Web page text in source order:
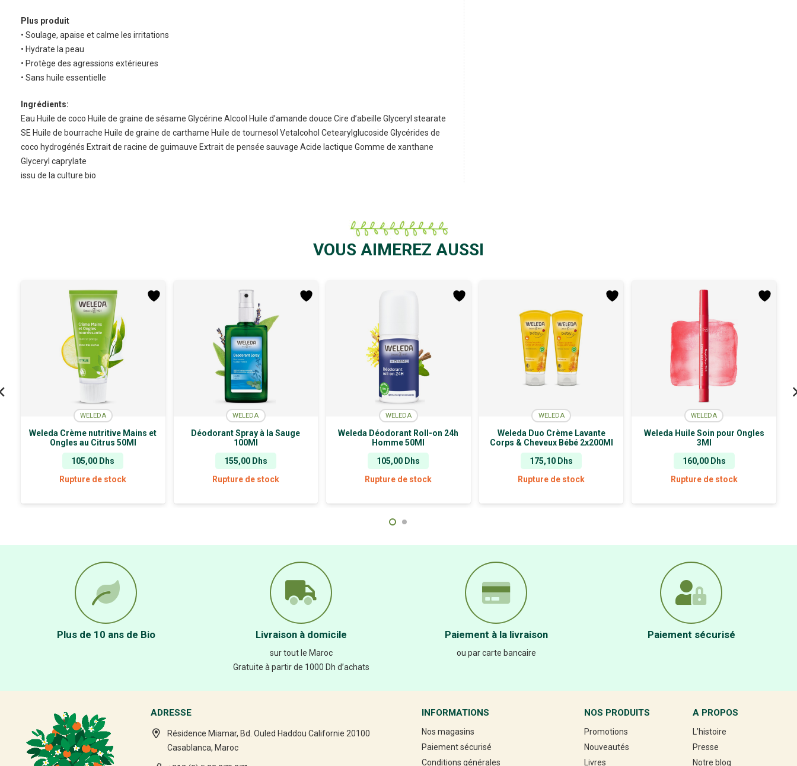
Plus produit
• Soulage, apaise et calme les irritations
• Hydrate la peau
• Protège des agressions extérieures
• Sans huile essentielle
Ingrédients:
Eau Huile de coco Huile de graine de sésame Glycérine Alcool Huile d’amande douce Cire d’abeille Glyceryl stearate
SE Huile de bourrache Huile de graine de carthame Huile de tournesol Vetalcohol Cetearylglucoside Glycérides de
coco hydrogénés Extrait de racine de guimauve Extrait de pensée sauvage Acide lactique Gomme de xanthane
Glyceryl caprylate
issu de la culture bio
VOUS AIMEREZ AUSSI
WELEDA
Weleda Crème nutritive Mains et
Ongles au Citrus 50Ml
105,00 Dhs
Rupture de stock
WELEDA
Déodorant Spray à la Sauge
100Ml
155,00 Dhs
Rupture de stock
WELEDA
Weleda Déodorant Roll-on 24h
Homme 50Ml
105,00 Dhs
Rupture de stock
WELEDA
Weleda Duo Crème Lavante
Corps & Cheveux Bébé 2x200Ml
175,10 Dhs
Rupture de stock
WELEDA
Weleda Huile Soin pour Ongles
3Ml
160,00 Dhs
Rupture de stock
Plus de 10 ans de Bio Livraison à domicile
sur tout le Maroc
Gratuite à partir de 1000 Dh d’achats
Paiement à la livraison
ou par carte bancaire
Paiement sécurisé
ADRESSE
Résidence Miamar, Bd. Ouled Haddou Californie 20100
Casablanca, Maroc
INFORMATIONS
Nos magasins
Paiement sécurisé
Conditions générales
NOS PRODUITS
Promotions
Nouveautés
Livres
A PROPOS
L’histoire
Presse
Notre blog